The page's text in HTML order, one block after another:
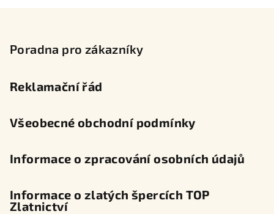
Poradna pro zákazníky
Reklamační řád
Všeobecné obchodní podmínky
Informace o zpracování osobních údajů
Informace o zlatých špercích TOP
Zlatnictví